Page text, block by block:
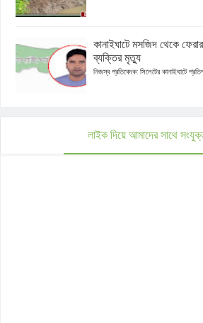
কানাইঘাটে মসজিদ থেকে
ব্যক্তির মৃত্যু
নিজস্ব প্রতিবেদক: সিলেটের কানাইঘাটে
লাইক দিয়ে আমাদের সাথে